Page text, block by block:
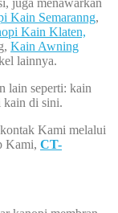
juga menawarkan
Kain Semaranng,
Kain Klaten,
Kain Awning
lainnya.
lain seperti: kain
kain di sini.
Kami melalui
Kami, CT-